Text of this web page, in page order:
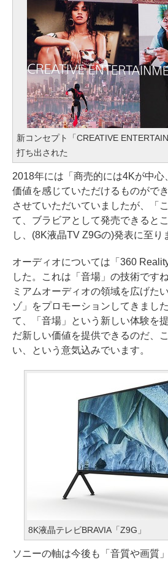
新コンセプト「CREATIVE
打ち出された
2018年には「商売的には4Kが中心
価値を感じていただけるものがで
させていただいていましたが、「
て、ブラビアとして発売できると
し、(8K液晶TV Z9Gの)発表に至り
オーディオについては「360
した。これは「音場」の技術です
ミアムオーディオの領域を広げた
ゾ」をプロモーションしてきまし
て、「音場」という新しい体験を
だ新しい価値を提供できるのだ、
い、という意気込みでいます。
8K液晶テレビBRAVIA「Z9G」
ソニーの軸は今後も「音質や画質